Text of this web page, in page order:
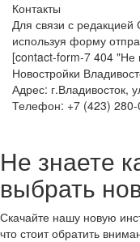
Контакты
Для связи с
используя форму
[contact-form-7 404 "Не
Новостройки
Адрес: г.Владивосток,
Телефон: +7 (423)
Не знаете
выбрать
Скачайте нашу новую
что стоит обратить